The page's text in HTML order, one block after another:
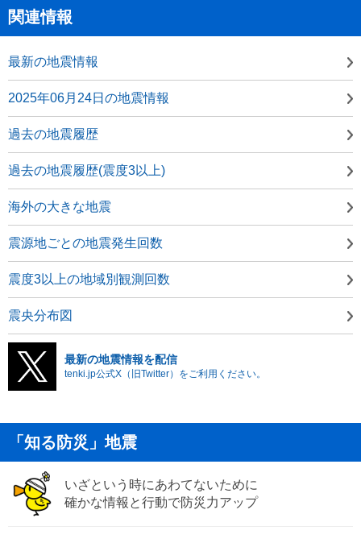
関連情報
最新の地震情報
2025年06月24日の地震情報
過去の地震履歴
過去の地震履歴(震度3以上)
海外の大きな地震
震源地ごとの地震発生回数
震度3以上の地域別観測回数
震央分布図
最新の地震情報を配信
tenki.jp公式X（旧Twitter）をご利用ください。
「知る防災」地震
いざという時にあわてないために
確かな情報と行動で防災力アップ